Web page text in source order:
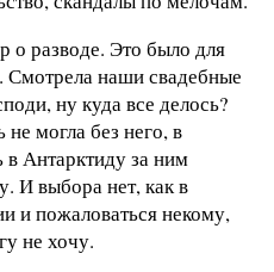
о разводе. Это было для
Смотрела наши свадебные
ну куда все делось?
могла без него, в
Антарктиду за ним
И выбора нет, как в
и пожаловаться некому,
не хочу.